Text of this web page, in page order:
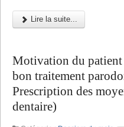
Lire la suite...
Motivation du patient
bon traitement
Prescription des
dentaire)